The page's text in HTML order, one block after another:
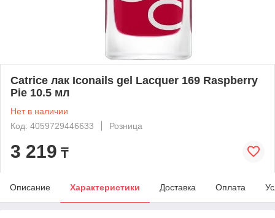
Catrice лак Iconails gel Lacquer 169 Raspberry
Pie 10.5 мл
Нет в наличии
Код: 4059729446633
Розница
3 219 ₸
Описание Характеристики Доставка Оплата